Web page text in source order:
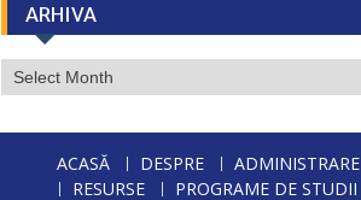
ARHIVA
ARHIVA
ACASĂ DESPRE ADMINISTRARE
RESURSE
PROGRAME DE STUDII